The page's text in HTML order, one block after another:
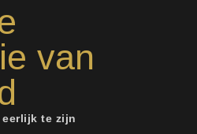
van
eerlijk te zijn